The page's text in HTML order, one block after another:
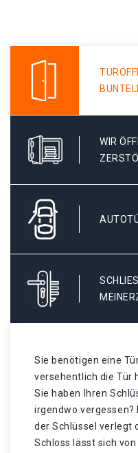
WIR
Sie benötigen eine
versehentlich die Tür
Sie haben Ihren
irgendwo
der Schlüssel verlegt
Schloss lässt sich